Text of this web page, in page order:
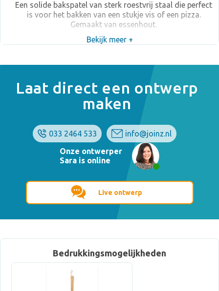
Een solide bakspatel van sterk roestvrij staal die perfect
is voor het bakken van een stukje vis of een pizza.
Gemaakt van essenhout.
Bekijk meer +
Laat direct een ontwerp
maken
033 2464 533
info@joinz.nl
Onze ontwerper
Sara is online
Live ontwerp
Bedrukkingsmogelijkheden